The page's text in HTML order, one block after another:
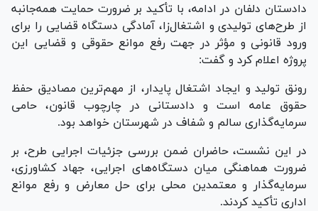
دادستان دلفان در ادامه، با تأکید بر ضرورت حمایت همه‌جانبه
از طرح‌های تولیدی و اشتغال‌زا، آمادگی دستگاه قضایی را برای
ورود قانونی و مؤثر در جهت رفع موانع حقوقی و قضایی این
پروژه اعلام کرد و گفت:
رونق تولید و ایجاد اشتغال پایدار، از مهم‌ترین مصادیق حفظ
حقوق عامه است و دادستانی در چارچوب قانون، حامی
سرمایه‌گذاری سالم و شفاف در شهرستان خواهد بود.
در این نشست، حاضران ضمن بررسی جزئیات اجرایی طرح، بر
ضرورت هماهنگی میان دستگاه‌های اجرایی، جهاد کشاورزی،
سرمایه‌گذار و معتمدین محلی برای حل معارض و رفع موانع
اداری تأکید کردند.